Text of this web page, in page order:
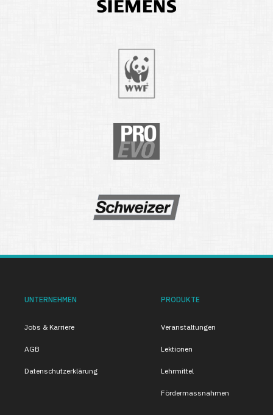
UNTERNEHMEN
Jobs & Karriere
AGB
Datenschutzerklärung
PRODUKTE
Veranstaltungen
Lektionen
Lehrmittel
Fördermassnahmen